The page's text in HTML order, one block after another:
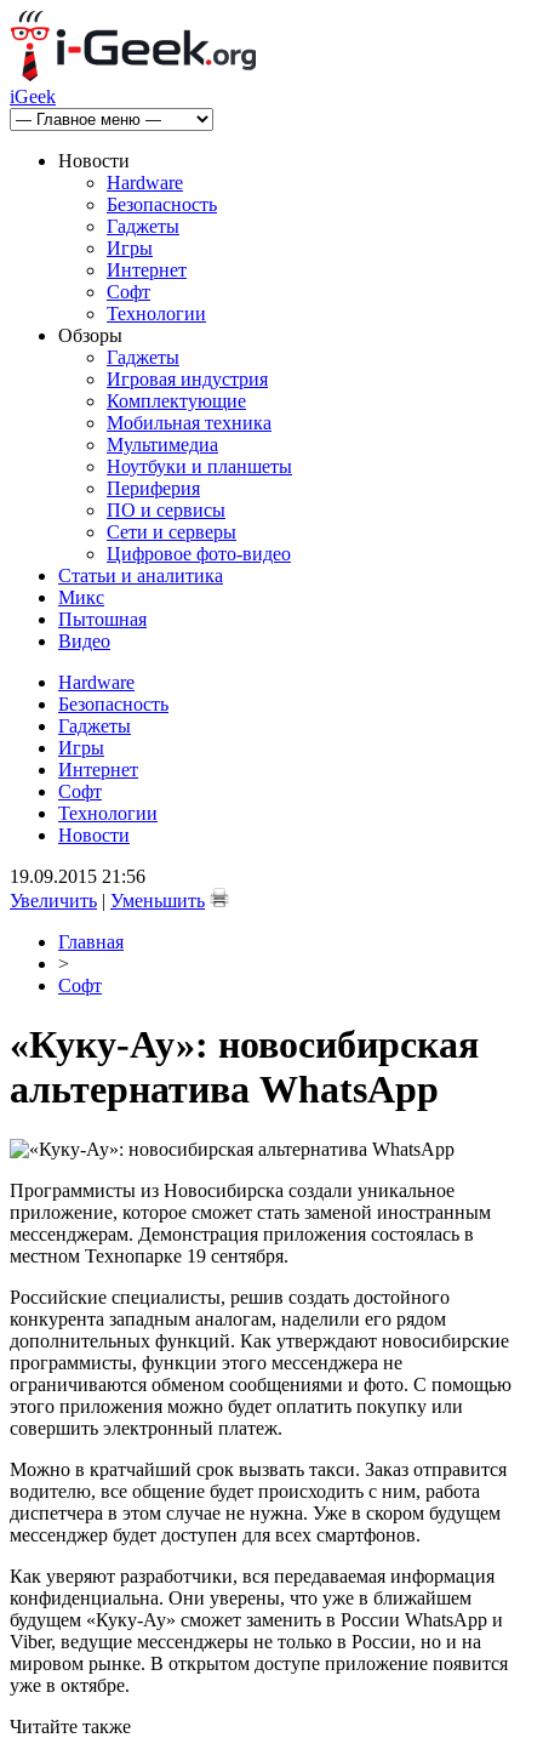
iGeek
Новости
Hardware
Безопасность
Гаджеты
Игры
Интернет
Софт
Технологии
Обзоры
Гаджеты
Игровая индустрия
Комплектующие
Мобильная техника
Мультимедиа
Ноутбуки и планшеты
Периферия
ПО и сервисы
Сети и серверы
Цифровое фото-видео
Статьи и аналитика
Микс
Пытошная
Видео
Hardware
Безопасность
Гаджеты
Игры
Интернет
Софт
Технологии
Новости
19.09.2015 21:56
Увеличить | Уменьшить
Главная
>
Софт
«Куку-Ау»: новосибирская
альтернатива WhatsApp
Программисты из Новосибирска создали уникальное
приложение, которое сможет стать заменой иностранным
мессенджерам. Демонстрация приложения состоялась в
местном Технопарке 19 сентября.
Российские специалисты, решив создать достойного
конкурента западным аналогам, наделили его рядом
дополнительных функций. Как утверждают новосибирские
программисты, функции этого мессенджера не
ограничиваются обменом сообщениями и фото. С помощью
этого приложения можно будет оплатить покупку или
совершить электронный платеж.
Можно в кратчайший срок вызвать такси. Заказ отправится
водителю, все общение будет происходить с ним, работа
диспетчера в этом случае не нужна. Уже в скором будущем
мессенджер будет доступен для всех смартфонов.
Как уверяют разработчики, вся передаваемая информация
конфиденциальна. Они уверены, что уже в ближайшем
будущем «Куку-Ау» сможет заменить в России WhatsApp и
Viber, ведущие мессенджеры не только в России, но и на
мировом рынке. В открытом доступе приложение появится
уже в октябре.
Читайте также